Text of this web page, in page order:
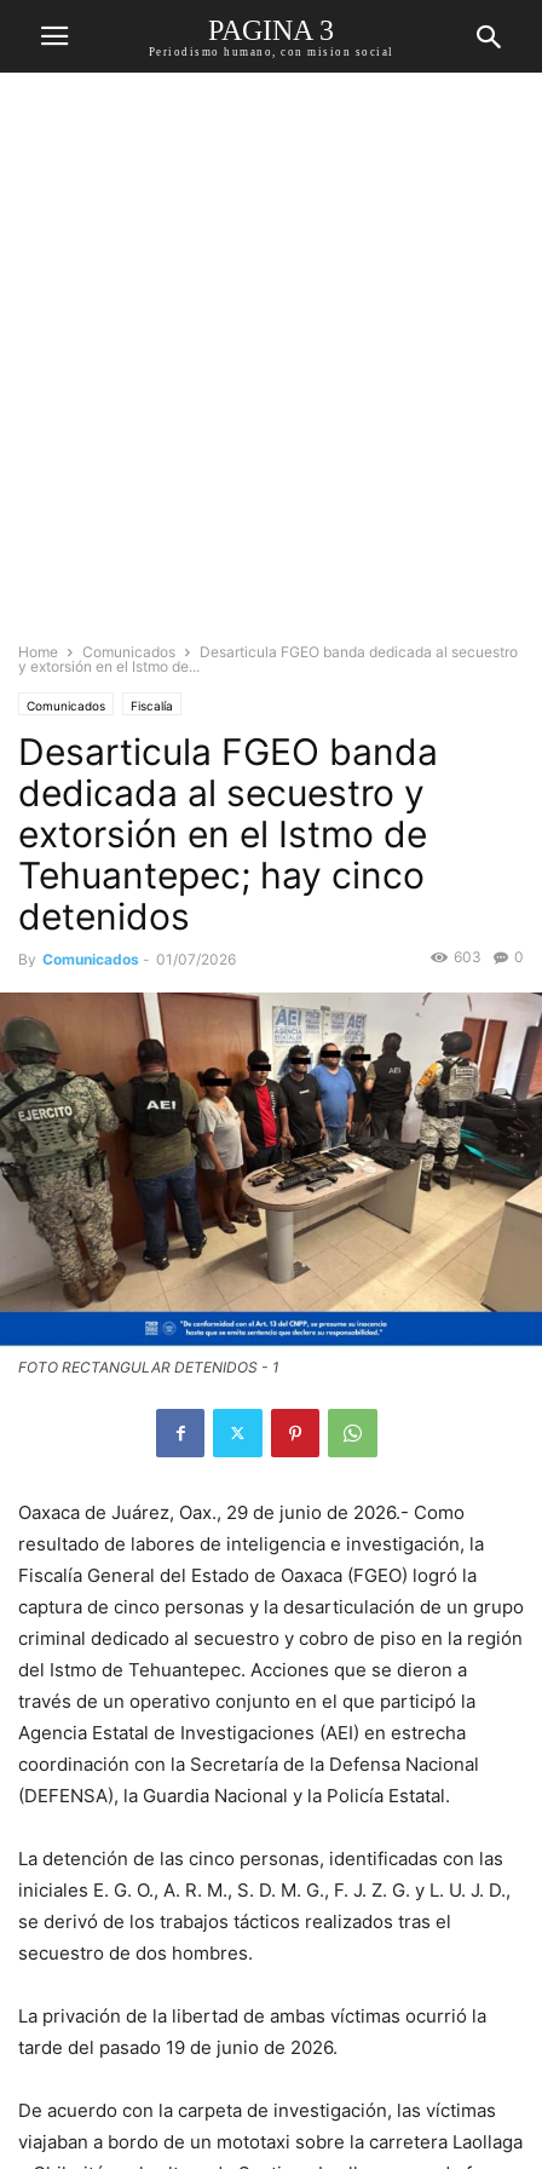
PAGINA 3
Periodismo humano, con mision social
Home Comunicados
Desarticula FGEO banda dedicada al secuestro
y extorsión en el Istmo de...
Comunicados Fiscalía
Desarticula FGEO banda
dedicada al secuestro y
extorsión en el Istmo de
Tehuantepec; hay cinco
detenidos
By Comunicados - 01/07/2026 0
603
FOTO RECTANGULAR DETENIDOS - 1
Oaxaca de Juárez, Oax., 29 de junio de 2026.- Como
resultado de labores de inteligencia e investigación, la
Fiscalía General del Estado de Oaxaca (FGEO) logró la
captura de cinco personas y la desarticulación de un grupo
criminal dedicado al secuestro y cobro de piso en la región
del Istmo de Tehuantepec. Acciones que se dieron a
través de un operativo conjunto en el que participó la
Agencia Estatal de Investigaciones (AEI) en estrecha
coordinación con la Secretaría de la Defensa Nacional
(DEFENSA), la Guardia Nacional y la Policía Estatal.
La detención de las cinco personas, identificadas con las
iniciales E. G. O., A. R. M., S. D. M. G., F. J. Z. G. y L. U. J. D.,
se derivó de los trabajos tácticos realizados tras el
secuestro de dos hombres.
La privación de la libertad de ambas víctimas ocurrió la
tarde del pasado 19 de junio de 2026.
De acuerdo con la carpeta de investigación, las víctimas
viajaban a bordo de un mototaxi sobre la carretera Laollaga